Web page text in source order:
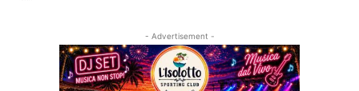
- Advertisement -